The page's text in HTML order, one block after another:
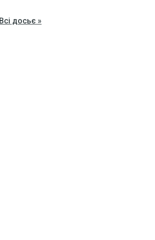
Всі досьє »